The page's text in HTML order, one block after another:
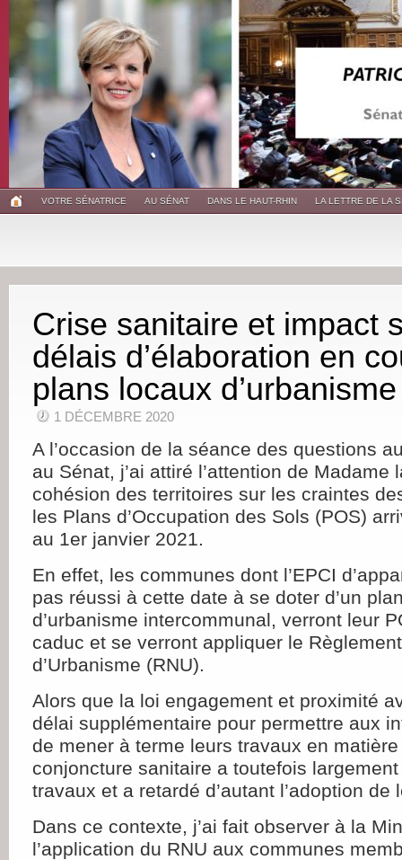
VOTRE SÉNATRICE AU SÉNAT DANS LE HAUT-RHIN LA LETTRE DE LA
Crise sanitaire et impact
délais d’élaboration en
plans locaux d’urbanisme
1 DÉCEMBRE 2020
A l’occasion de la séance des questions
au Sénat, j’ai attiré l’attention de Madame
cohésion des territoires sur les craintes
les Plans d’Occupation des Sols (POS)
au 1er janvier 2021.
En effet, les communes dont l’EPCI
pas réussi à cette date à se doter d’un
d’urbanisme intercommunal, verront leur
caduc et se verront appliquer le
d’Urbanisme (RNU).
Alors que la loi engagement et proximité
délai supplémentaire pour permettre aux
de mener à terme leurs travaux en
conjoncture sanitaire a toutefois
travaux et a retardé d’autant l’adoption de
Dans ce contexte, j’ai fait observer à la
l’application du RNU aux communes